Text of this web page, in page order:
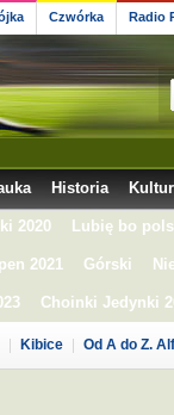
Czwórka Radio
Historia
2020 Lubię bo
2021 Górski
Choinki Jedynki
Kibice Od A do Z.